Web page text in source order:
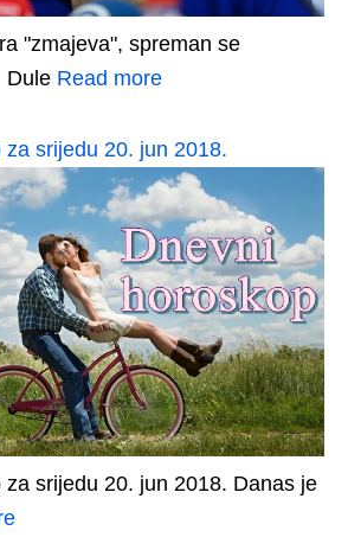
"zmajeva", spreman se
Dule Read more
srijedu 20. jun 2018.
za srijedu 20. jun 2018. Danas je